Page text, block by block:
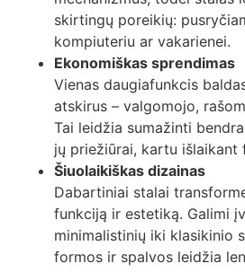
skirtingų poreikių:
kompiuteriu ar vakarienei.
Ekonomiškas sprendimas
Vienas daugiafunkcis
atskirus – valgomojo,
Tai leidžia sumažinti
jų priežiūrai, kartu išlaikant
Šiuolaikiškas dizainas
Dabartiniai stalai
funkciją ir estetiką. Galimi
minimalistinių iki klasikinio
formos ir spalvos leidžia